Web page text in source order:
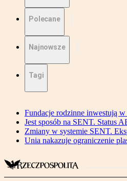
Polecane
Najnowsze
Tagi
Fundacje rodzinne inwestują
Jest sposób na SENT. Status
Zmiany w systemie SENT.
Unia nakazuje ograniczenie